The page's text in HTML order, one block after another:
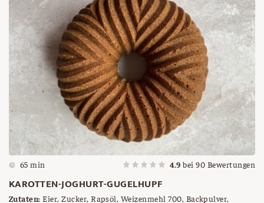
65 min 4.9 bei90 Bewertungen
KAROTTEN-JOGHURT-GUGELHUPF
Zutaten: Eier, Zucker, Rapsöl, Weizenmehl 700, Backpulver,